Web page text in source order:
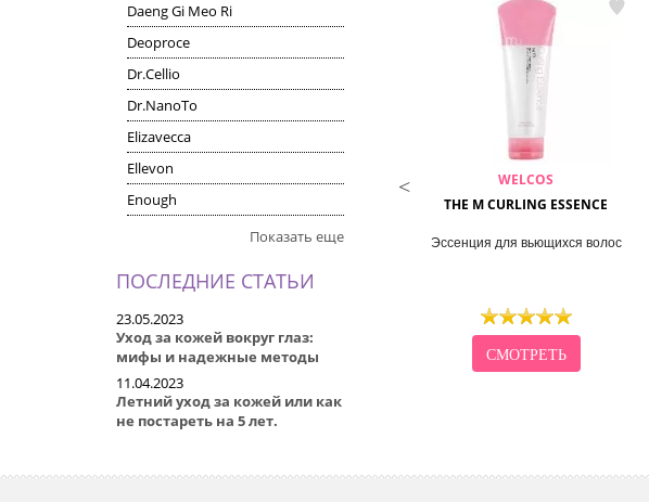
Daeng Gi Meo Ri
Deoproce
Dr.Cellio
Dr.NanoTo
Elizavecca
Ellevon
Enough
Показать еще
ПОСЛЕДНИЕ СТАТЬИ
23.05.2023
Уход за кожей вокруг глаз:
мифы и надежные методы
11.04.2023
Летний уход за кожей или как
не постареть на 5 лет.
PLUS REVITALIZING
DAENG GI MEO RI
Мультиэссенция для волос 5 в 1
СМОТРЕТЬ
WELCOS
THE M CURLING ESSENCE
Эссенция для вьющихся волос
СМОТРЕТЬ